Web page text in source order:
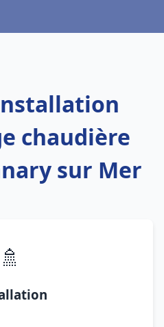
chaudière
sur Mer
🚿